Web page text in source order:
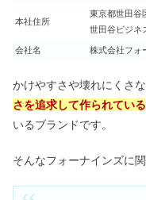
方＆
メン
用芸
本社住所
東京都世田谷
世田谷ビジネ
会社名 株式会社フォ
かけやすさや壊れにくさな
さを追求して作られている
いるブランドです。
そんなフォーナインズに